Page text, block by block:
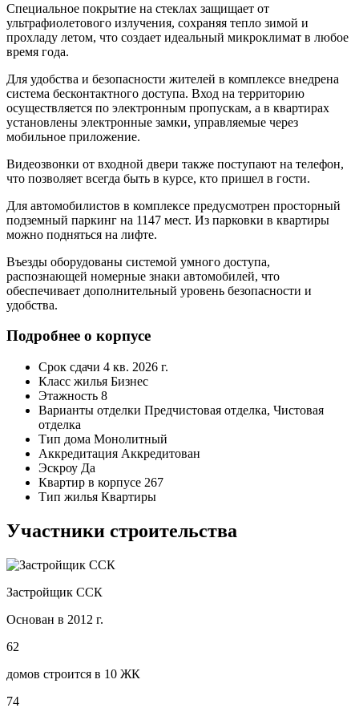
Специальное покрытие на стеклах защищает от
ультрафиолетового излучения, сохраняя тепло зимой и
прохладу летом, что создает идеальный микроклимат в любое
время года.
Для удобства и безопасности жителей в комплексе внедрена
система бесконтактного доступа. Вход на территорию
осуществляется по электронным пропускам, а в квартирах
установлены электронные замки, управляемые через
мобильное приложение.
Видеозвонки от входной двери также поступают на телефон,
что позволяет всегда быть в курсе, кто пришел в гости.
Для автомобилистов в комплексе предусмотрен просторный
подземный паркинг на 1147 мест. Из парковки в квартиры
можно подняться на лифте.
Въезды оборудованы системой умного доступа,
распознающей номерные знаки автомобилей, что
обеспечивает дополнительный уровень безопасности и
удобства.
Подробнее о корпусе
Срок сдачи 4 кв. 2026 г.
Класс жилья Бизнес
Этажность 8
Варианты отделки Предчистовая отделка, Чистовая
отделка
Тип дома Монолитный
Аккредитация Аккредитован
Эскроу Да
Квартир в корпусе 267
Тип жилья Квартиры
Участники строительства
Застройщик ССК
Основан в 2012 г.
62
домов строится в 10 ЖК
74